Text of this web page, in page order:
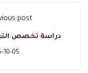
post
دراسة تخصص
10-05